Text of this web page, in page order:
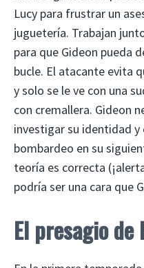
Lucy para frustrar un
juguetería. Trabajan
para que Gideon pueda
bucle. El atacante evita
y solo se le ve con una
con cremallera. Gideon
investigar su identidad y
bombardeo en su
teoría es correcta
podría ser una cara que
El presagio de